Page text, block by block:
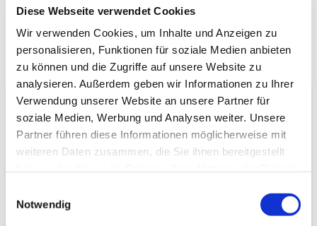
Diese Webseite verwendet Cookies
Wir verwenden Cookies, um Inhalte und Anzeigen zu
personalisieren, Funktionen für soziale Medien anbieten
zu können und die Zugriffe auf unsere Website zu
analysieren. Außerdem geben wir Informationen zu Ihrer
Verwendung unserer Website an unsere Partner für
soziale Medien, Werbung und Analysen weiter. Unsere
Partner führen diese Informationen möglicherweise mit
weiteren Daten zusammen, die Sie ihnen bereitgestellt
Notwendig
Beschreibung Bewertungen (0)
Produktinformationen "Teedose Daruma"
Spezifikationen
Länge:
8,5 cm
Artikel­gewicht:
Versand­gewicht: